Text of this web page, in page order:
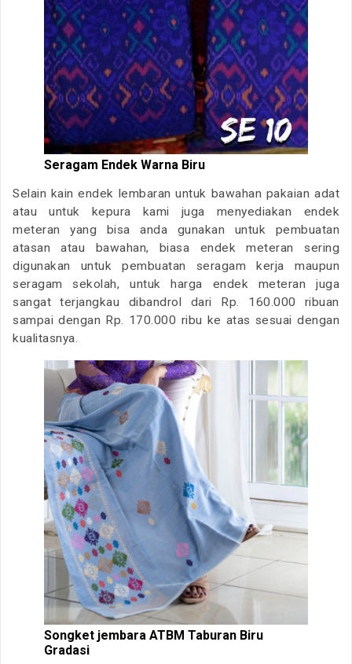
Seragam Endek Warna Biru
Selain kain endek lembaran untuk bawahan pakaian adat
atau untuk kepura kami juga menyediakan endek
meteran yang bisa anda gunakan untuk pembuatan
atasan atau bawahan, biasa endek meteran sering
digunakan untuk pembuatan seragam kerja maupun
seragam sekolah, untuk harga endek meteran juga
sangat terjangkau dibandrol dari Rp. 160.000 ribuan
sampai dengan Rp. 170.000 ribu ke atas sesuai dengan
kualitasnya.
Songket jembara ATBM Taburan Biru
Gradasi